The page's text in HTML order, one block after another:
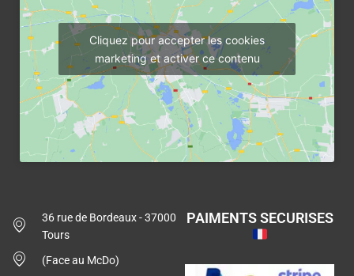
Cliquez pour accepter les cookies
marketing et activer ce contenu
36 rue de Bordeaux - 37000
Tours
(Face au McDo)
PAIMENTS SECURISES